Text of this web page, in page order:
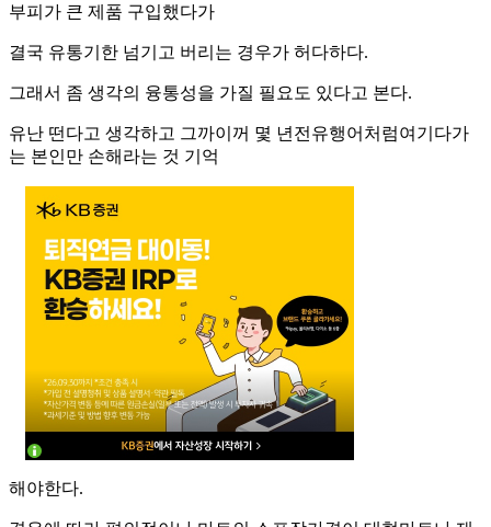
부피가 큰 제품 구입했다가
결국 유통기한 넘기고 버리는 경우가 허다하다.
그래서 좀 생각의 융통성을 가질 필요도 있다고 본다.
유난 떤다고 생각하고 그까이꺼 몇 년전유행어처럼여기다가
는 본인만 손해라는 것 기억
해야한다.